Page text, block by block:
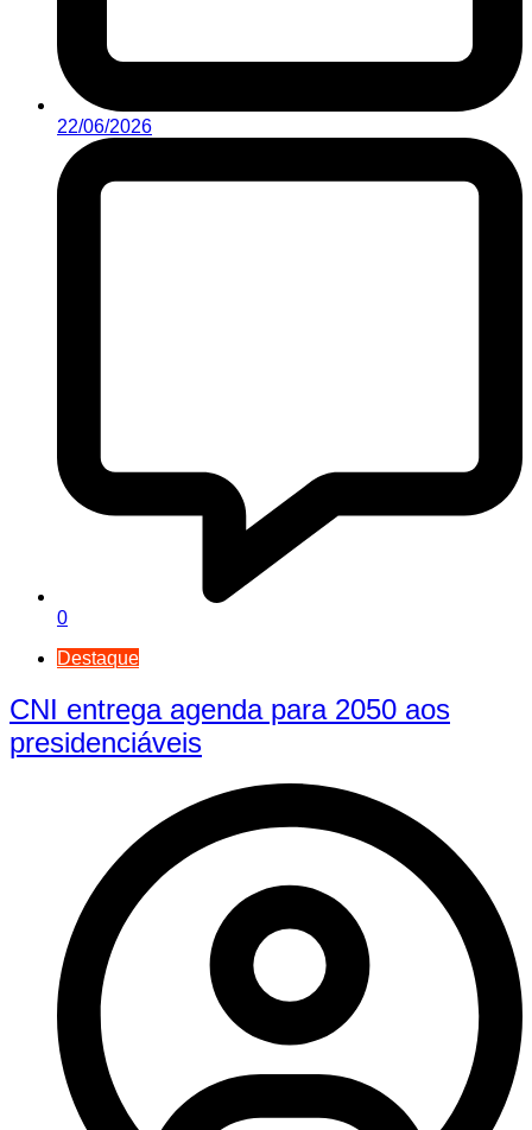
22/06/2026
0
Destaque
CNI entrega agenda para 2050 aos
presidenciáveis